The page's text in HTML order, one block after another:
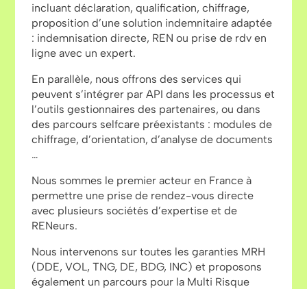
incluant déclaration, qualification, chiffrage,
proposition d’une solution indemnitaire adaptée
: indemnisation directe, REN ou prise de rdv en
ligne avec un expert.
En parallèle, nous offrons des services qui
peuvent s’intégrer par API dans les processus et
l’outils gestionnaires des partenaires, ou dans
des parcours selfcare préexistants : modules de
chiffrage, d’orientation, d’analyse de documents
…
Nous sommes le premier acteur en France à
permettre une prise de rendez-vous directe
avec plusieurs sociétés d’expertise et de
RENeurs.
Nous intervenons sur toutes les garanties MRH
(DDE, VOL, TNG, DE, BDG, INC) et proposons
également un parcours pour la Multi Risque